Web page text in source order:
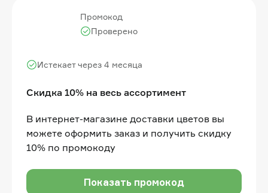
Промокод
Скидка 10% на весь ассортимент
Истекает через 4 месяца
Проверено
В интернет-магазине доставки цветов вы
можете оформить заказ и получить скидку
10% по промокоду
Показать промокод